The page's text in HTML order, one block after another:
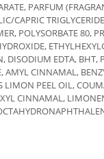
PARFUM
CAPRIC
POLYSORBATE 80,
DISODIUM EDTA,
AMYL CINNAMAL,
LIMON PEEL OIL,
CINNAMAL,